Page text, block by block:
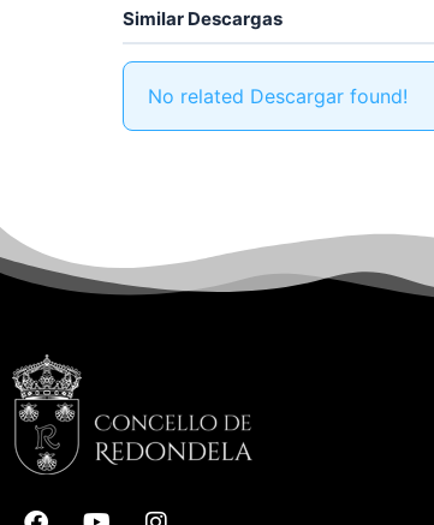
Similar Descargas
No related Descargar found!